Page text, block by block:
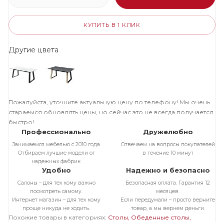
КУПИТЬ В 1 КЛИК
Другие цвета
Пожалуйста, уточните актуальную цену по телефону! Мы очень
стараемся обновлять цены, но сейчас это не всегда получается
быстро!
Профессионально
Занимаемся мебелью с 2010 года.
Отбираем лучшие модели от
надежных фабрик.
Дружелюбно
Отвечаем на вопросы покупателей
в течение 10 минут
Удобно
Салоны – для тех кому важно
посмотреть самому.
Интернет магазин – для тех кому
проще никуда не ходить.
Надежно и безопасно
Безопасная оплата. Гарантия 12
месяцев.
Если передумали – просто верните
товар, а мы вернем деньги.
Похожие товары в категориях: Столы Обеденные столы